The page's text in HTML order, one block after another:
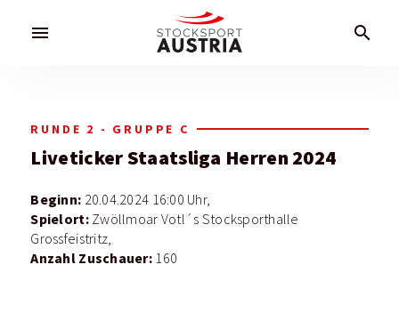
menu search
RUNDE 2 - GRUPPE C
LivetickerStaatsliga Herren 2024
Beginn: 20.04.2024 16:00 Uhr,
Spielort: Zwöllmoar Votl´s Stocksporthalle
Grossfeistritz,
Anzahl Zuschauer: 160